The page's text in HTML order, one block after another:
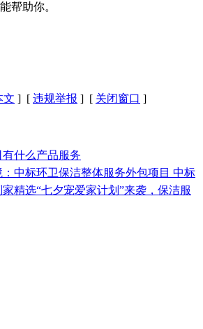
帮助你。
文 ] [ 违规举报 ] [ 关闭窗口 ]
有什么产品服务
：中标环卫保洁整体服务外包项目 中标
家精选“七夕宠爱家计划”来袭，保洁服